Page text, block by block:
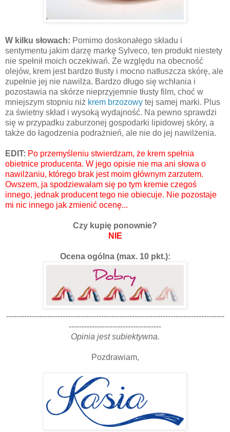
W kilku słowach: Pomimo doskonałego składu i
sentymentu jakim darzę markę Sylveco, ten produkt niestety
nie spełnił moich oczekiwań. Ze względu na obecność
olejów, krem jest bardzo tłusty i mocno natłuszcza skórę, ale
zupełnie jej nie nawilża. Bardzo długo się wchłania i
pozostawia na skórze nieprzyjemnie tłusty film, choć w
mniejszym stopniu niż krem brzozowy tej samej marki. Plus
za świetny skład i wysoką wydajność. Na pewno sprawdzi
się w przypadku zaburzonej gospodarki lipidowej skóry, a
także do łagodzenia podrażnień, ale nie do jej nawilżenia.
EDIT: Po przemyśleniu stwierdzam, że krem spełnia
obietnice producenta. W jego opisie nie ma ani słowa o
nawilżaniu, którego brak jest moim głównym zarzutem.
Owszem, ja spodziewałam się po tym kremie czegoś
innego, jednak producent tego nie obiecuje. Nie pozostaje
mi nic innego jak zmienić ocenę...
Czy kupię ponownie?
NIE
Ocena ogólna (max. 10 pkt.):
-------------------------------------------------------------------------------------
------------------------------------
Opinia jest subiektywna.
Pozdrawiam,